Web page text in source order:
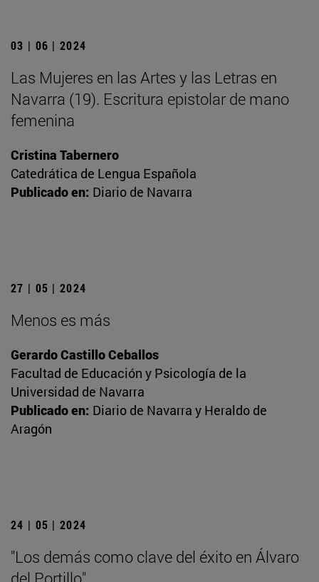
03 | 06 | 2024
Las Mujeres en las Artes y las Letras en
Navarra (19). Escritura epistolar de mano
femenina
Cristina Tabernero
Catedrática de Lengua Española
Publicado en: Diario de Navarra
27 | 05 | 2024
Menos es más
Gerardo Castillo Ceballos
Facultad de Educación y Psicología de la
Universidad de Navarra
Publicado en: Diario de Navarra y Heraldo de
Aragón
24 | 05 | 2024
"Los demás como clave del éxito en Álvaro